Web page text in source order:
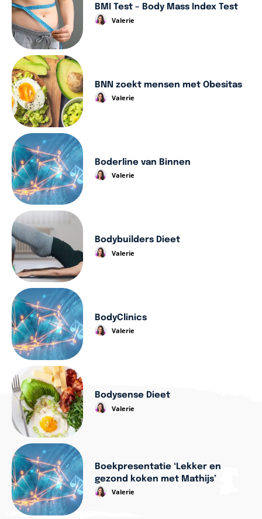
BMI Test – Body Mass Index Test
Valerie
BNN zoekt mensen met Obesitas
Valerie
Boderline van Binnen
Valerie
Bodybuilders Dieet
Valerie
BodyClinics
Valerie
Bodysense Dieet
Valerie
Boekpresentatie ‘Lekker en
gezond koken met Mathijs’
Valerie